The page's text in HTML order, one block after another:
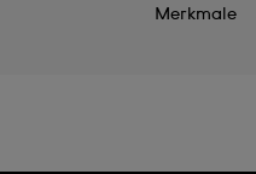
Merkmale